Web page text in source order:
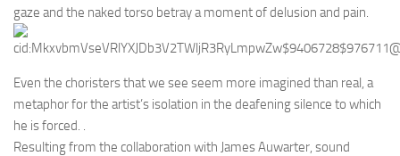
gaze and the naked torso betray a moment of delusion and pain.
Even the choristers that we see seem more imagined than real, a
metaphor for the artist’s isolation in the deafening silence to which
he is forced. .
Resulting from the collaboration with James Auwarter, sound